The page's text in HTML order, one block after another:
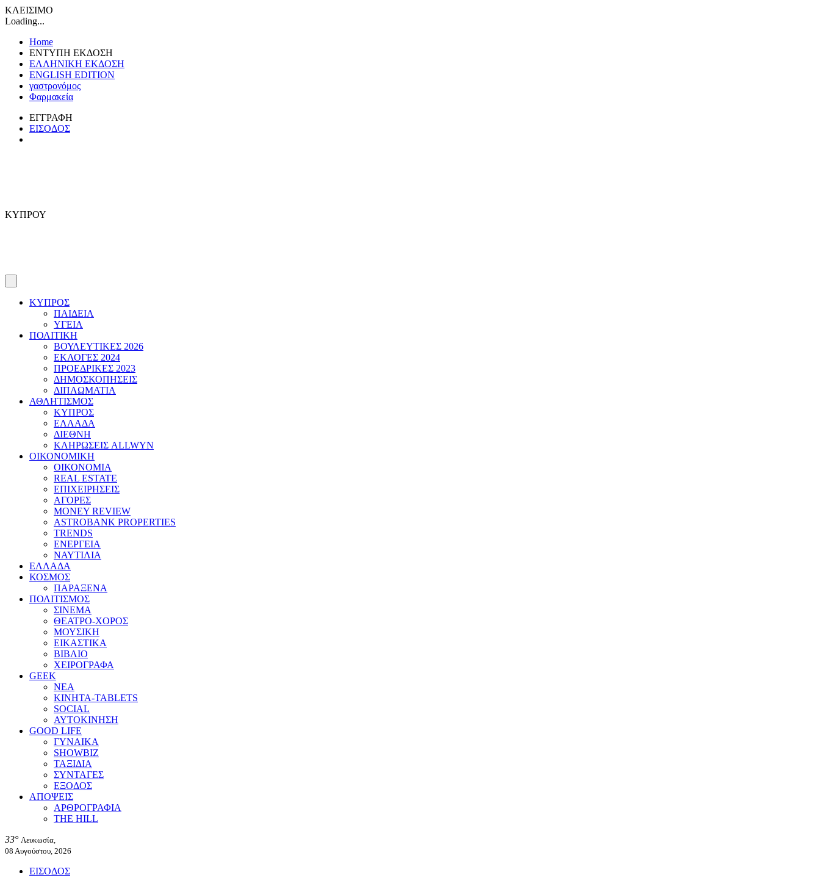
ΚΛΕΙΣΙΜΟ
Loading...
Home
ΕΝΤΥΠΗ ΕΚΔΟΣΗ
ΕΛΛΗΝΙΚΗ ΕΚΔΟΣΗ
ENGLISH EDITION
γαστρονόμος
Φαρμακεία
ΕΓΓΡΑΦΗ
ΕΙΣΟΔΟΣ
ΚΥΠΡΟΥ
ΚΥΠΡΟΣ
ΠΑΙΔΕΙΑ
ΥΓΕΙΑ
ΠΟΛΙΤΙΚΗ
ΒΟΥΛΕΥΤΙΚΕΣ 2026
ΕΚΛΟΓΕΣ 2024
ΠΡΟΕΔΡΙΚΕΣ 2023
ΔΗΜΟΣΚΟΠΗΣΕΙΣ
ΔΙΠΛΩΜΑΤΙΑ
ΑΘΛΗΤΙΣΜΟΣ
ΚΥΠΡΟΣ
ΕΛΛΑΔΑ
ΔΙΕΘΝΗ
ΚΛΗΡΩΣΕΙΣ ALLWYN
ΟΙΚΟΝΟΜΙΚΗ
ΟΙΚΟΝΟΜΙΑ
REAL ESTATE
ΕΠΙΧΕΙΡΗΣΕΙΣ
ΑΓΟΡΕΣ
MONEY REVIEW
ASTROBANK PROPERTIES
TRENDS
ΕΝΕΡΓΕΙΑ
ΝΑΥΤΙΛΙΑ
ΕΛΛΑΔΑ
ΚΟΣΜΟΣ
ΠΑΡΑΞΕΝΑ
ΠΟΛΙΤΙΣΜΟΣ
ΣΙΝΕΜΑ
ΘΕΑΤΡΟ-ΧΟΡΟΣ
ΜΟΥΣΙΚΗ
ΕΙΚΑΣΤΙΚΑ
ΒΙΒΛΙΟ
ΧΕΙΡΟΓΡΑΦΑ
GEEK
ΝΕΑ
ΚΙΝΗΤΑ-TABLETS
SOCIAL
ΑΥΤΟΚΙΝΗΣΗ
GOOD LIFE
ΓΥΝΑΙΚΑ
SHOWBIZ
ΤΑΞΙΔΙΑ
ΣΥΝΤΑΓΕΣ
ΕΞΟΔΟΣ
ΑΠΟΨΕΙΣ
ΑΡΘΡΟΓΡΑΦΙΑ
THE HILL
33° Λευκωσία,
08 Αυγούστου, 2026
ΕΙΣΟΔΟΣ